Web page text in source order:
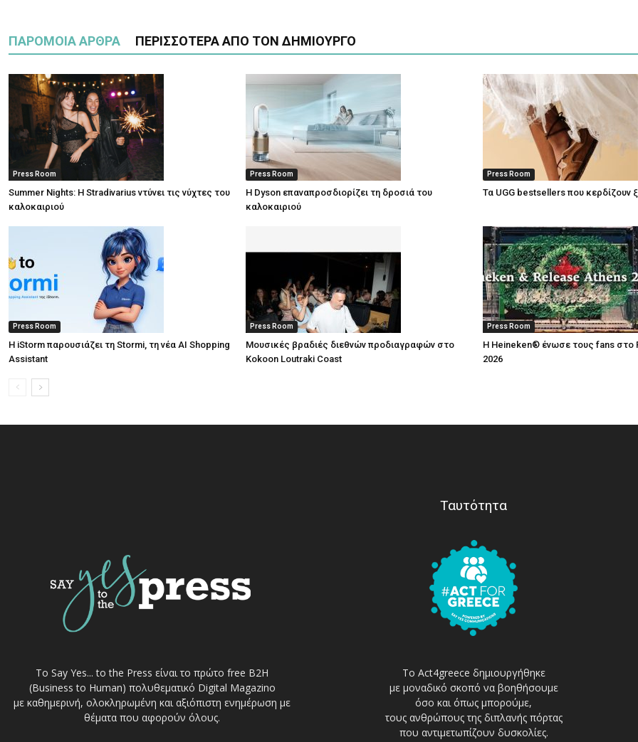
ΠΑΡΟΜΟΙΑ ΑΡΘΡΑ ΠΕΡΙΣΣΟΤΕΡΑ ΑΠΟ ΤΟΝ ΔΗΜΙΟΥΡΓΟ
Press Room
Summer Nights: Η Stradivarius ντύνει τις νύχτες του
καλοκαιριού
Press Room
Η Dyson επαναπροσδιορίζει τη δροσιά του
καλοκαιριού
Press Room
Τα UGG bestsellers που κερδίζουν
Press Room
Η iStorm παρουσιάζει τη Stormi, τη νέα AI Shopping
Assistant
Press Room
Μουσικές βραδιές διεθνών προδιαγραφών στο
Kokoon Loutraki Coast
Press Room
Η Heineken® ένωσε τους fans στο
2026
Το Say Yes... to the Press είναι το πρώτο free Β2Η
(Business to Human) πολυθεματικό Digital Magazino
με καθημερινή, ολοκληρωμένη και αξιόπιστη ενημέρωση με
θέματα που αφορούν όλους.
Ταυτότητα
Το Act4greece δημιουργήθηκε
με μοναδικό σκοπό να βοηθήσουμε
όσο και όπως μπορούμε,
τους ανθρώπους της διπλανής πόρτας
που αντιμετωπίζουν δυσκολίες.